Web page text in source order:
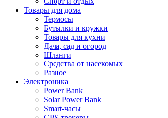
Товары для дома
Термосы
Бутылки и кружки
Товары для кухни
Дача, сад и огород
Шланги
Средства от насекомых
Разное
Электроника
Power Bank
Solar Power Bank
Smart-часы